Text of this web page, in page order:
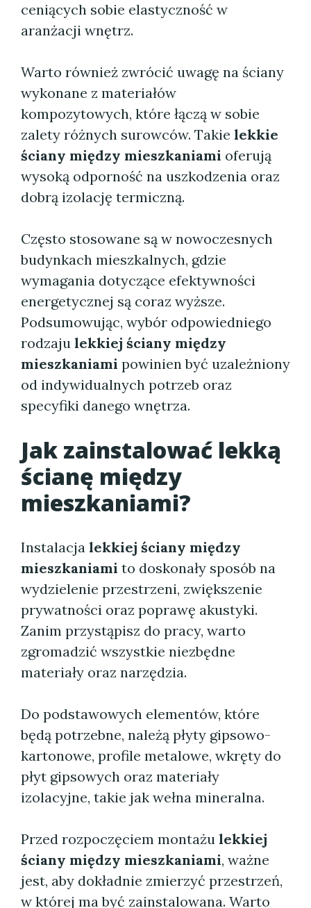
ceniących sobie elastyczność w
aranżacji wnętrz.
Warto również zwrócić uwagę na ściany
wykonane z materiałów
kompozytowych, które łączą w sobie
zalety różnych surowców. Takie lekkie
ściany między mieszkaniami oferują
wysoką odporność na uszkodzenia oraz
dobrą izolację termiczną.
Często stosowane są w nowoczesnych
budynkach mieszkalnych, gdzie
wymagania dotyczące efektywności
energetycznej są coraz wyższe.
Podsumowując, wybór odpowiedniego
rodzaju lekkiej ściany między
mieszkaniami powinien być uzależniony
od indywidualnych potrzeb oraz
specyfiki danego wnętrza.
Jak zainstalować lekką
ścianę między
mieszkaniami?
Instalacja lekkiej ściany między
mieszkaniami to doskonały sposób na
wydzielenie przestrzeni, zwiększenie
prywatności oraz poprawę akustyki.
Zanim przystąpisz do pracy, warto
zgromadzić wszystkie niezbędne
materiały oraz narzędzia.
Do podstawowych elementów, które
będą potrzebne, należą płyty gipsowo-
kartonowe, profile metalowe, wkręty do
płyt gipsowych oraz materiały
izolacyjne, takie jak wełna mineralna.
Przed rozpoczęciem montażu lekkiej
ściany między mieszkaniami, ważne
jest, aby dokładnie zmierzyć przestrzeń,
w której ma być zainstalowana. Warto